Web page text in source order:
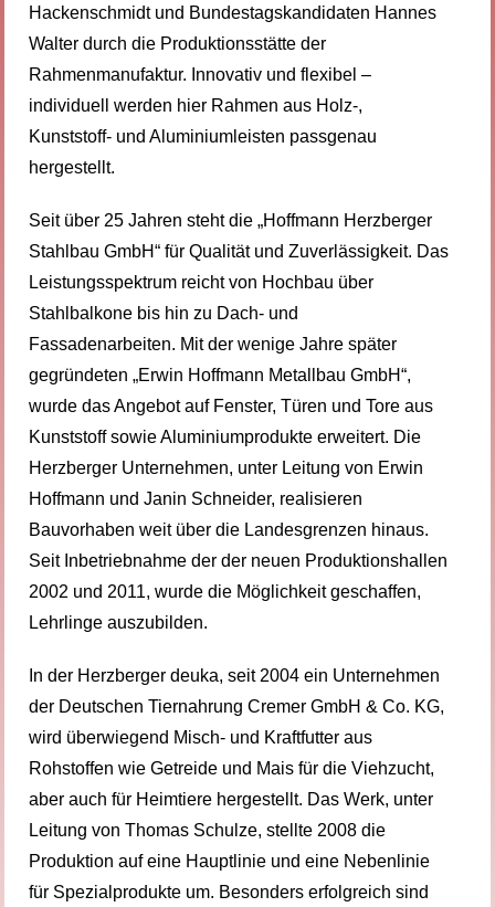
Hackenschmidt und Bundestagskandidaten Hannes
Walter durch die Produktionsstätte der
Rahmenmanufaktur. Innovativ und flexibel –
individuell werden hier Rahmen aus Holz-,
Kunststoff- und Aluminiumleisten passgenau
hergestellt.
Seit über 25 Jahren steht die „Hoffmann Herzberger
Stahlbau GmbH“ für Qualität und Zuverlässigkeit. Das
Leistungsspektrum reicht von Hochbau über
Stahlbalkone bis hin zu Dach- und
Fassadenarbeiten. Mit der wenige Jahre später
gegründeten „Erwin Hoffmann Metallbau GmbH“,
wurde das Angebot auf Fenster, Türen und Tore aus
Kunststoff sowie Aluminiumprodukte erweitert. Die
Herzberger Unternehmen, unter Leitung von Erwin
Hoffmann und Janin Schneider, realisieren
Bauvorhaben weit über die Landesgrenzen hinaus.
Seit Inbetriebnahme der der neuen Produktionshallen
2002 und 2011, wurde die Möglichkeit geschaffen,
Lehrlinge auszubilden.
In der Herzberger deuka, seit 2004 ein Unternehmen
der Deutschen Tiernahrung Cremer GmbH & Co. KG,
wird überwiegend Misch- und Kraftfutter aus
Rohstoffen wie Getreide und Mais für die Viehzucht,
aber auch für Heimtiere hergestellt. Das Werk, unter
Leitung von Thomas Schulze, stellte 2008 die
Produktion auf eine Hauptlinie und eine Nebenlinie
für Spezialprodukte um. Besonders erfolgreich sind